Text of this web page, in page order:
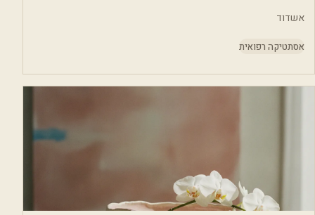
אשדוד
אסתטיקה רפואית